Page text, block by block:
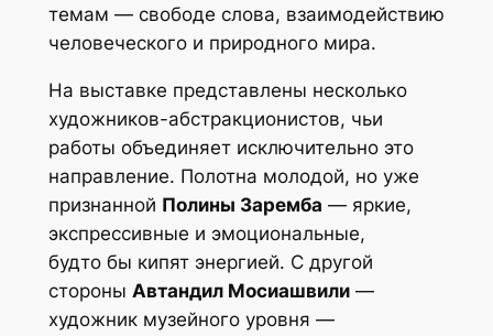
темам — свободе слова, взаимодействию
человеческого и природного мира.
На выставке представлены несколько
художников-абстракционистов, чьи
работы объединяет исключительно это
направление. Полотна молодой, но уже
признанной Полины Заремба — яркие,
экспрессивные и эмоциональные,
будто бы кипят энергией. С другой
стороны Автандил Мосиашвили—
художник музейного уровня —